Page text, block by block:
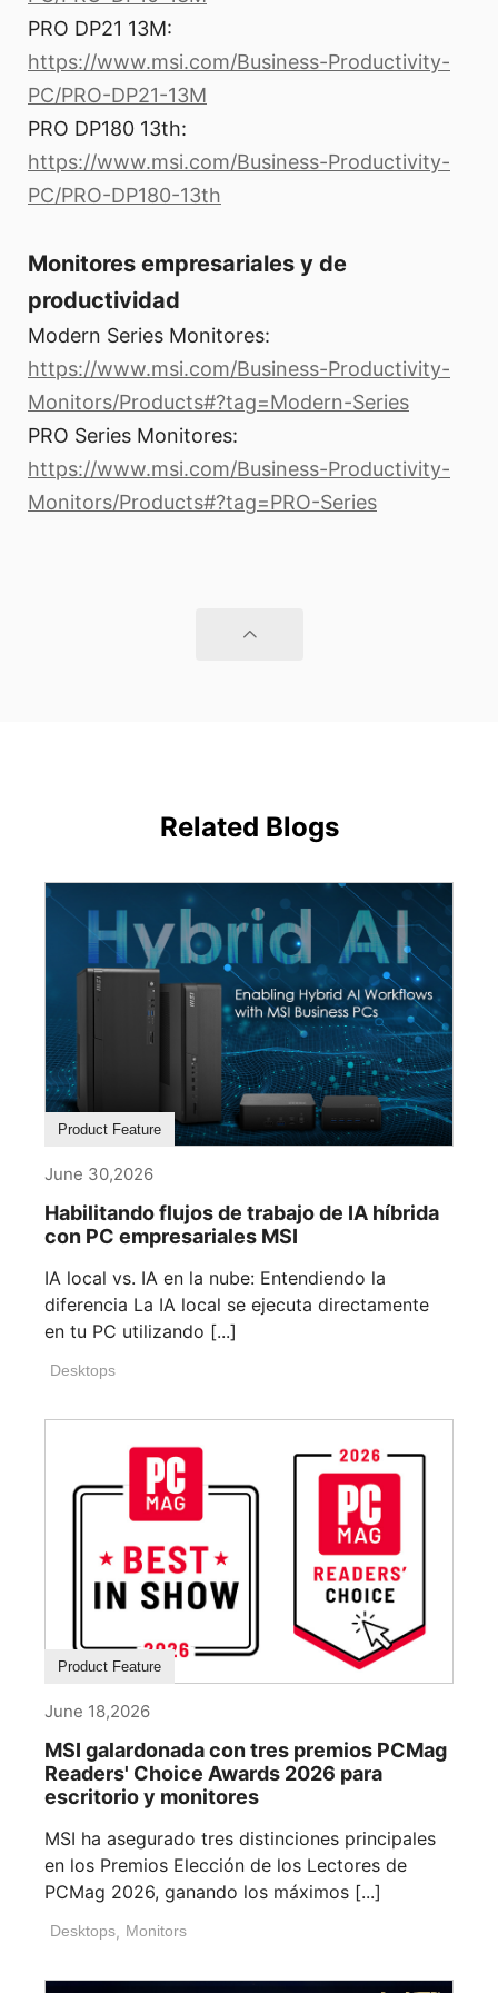
PRO DP21 13M:
https://www.msi.com/Business-Productivity-
PC/PRO-DP21-13M
PRO DP180 13th:
https://www.msi.com/Business-Productivity-
PC/PRO-DP180-13th
Monitores empresariales y de
productividad
Modern Series Monitores:
https://www.msi.com/Business-Productivity-
Monitors/Products#?tag=Modern-Series
PRO Series Monitores:
https://www.msi.com/Business-Productivity-
Monitors/Products#?tag=PRO-Series
Related Blogs
Product Feature
June 30,2026
Habilitando flujos de trabajo de IA híbrida
con PC empresariales MSI
IA local vs. IA en la nube: Entendiendo la
diferencia La IA local se ejecuta directamente
en tu PC utilizando [...]
Desktops
Product Feature
June 18,2026
MSI galardonada con tres premios PCMag
Readers' Choice Awards 2026 para
escritorio y monitores
MSI ha asegurado tres distinciones principales
en los Premios Elección de los Lectores de
PCMag 2026, ganando los máximos [...]
Desktops, Monitors